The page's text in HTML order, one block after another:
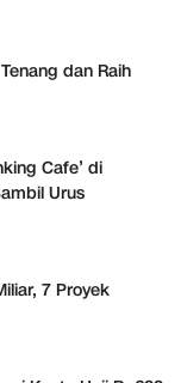
dan Raih
Cafe’ di
Urus
7 Proyek